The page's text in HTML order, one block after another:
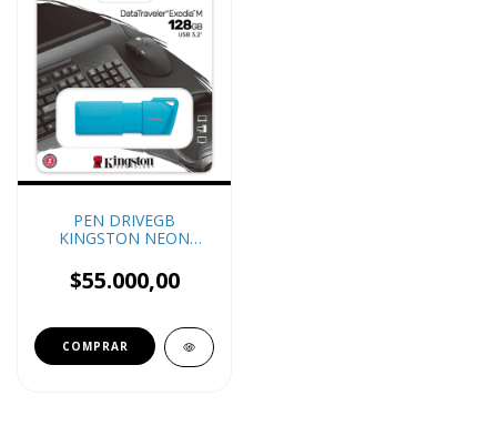
PEN DRIVEGB
KINGSTON NEON
$55.000,00
COMPRAR